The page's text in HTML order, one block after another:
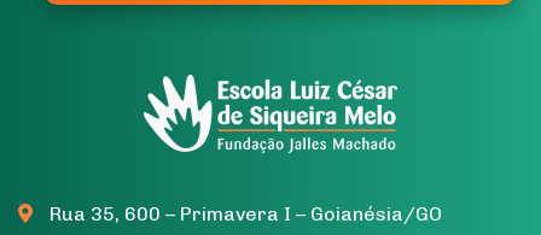
Rua 35, 600 – Primavera I – Goianésia/GO